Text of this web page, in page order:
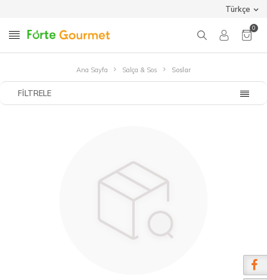
Türkçe
0
Ana Sayfa Salça & Sos Soslar
FILTRELE